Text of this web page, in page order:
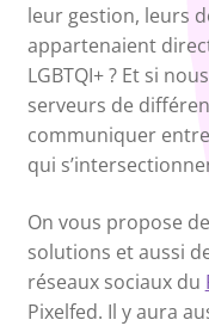
leur gestion, leurs
appartenaient
LGBTQI+ ? Et si
serveurs de
communiquer
qui
On vous propose
solutions et aussi
réseaux sociaux du
Pixelfed. Il y aura